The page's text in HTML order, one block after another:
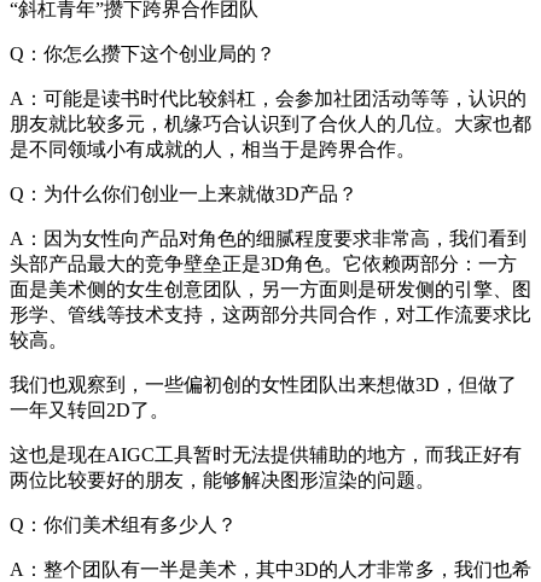
“斜杠青年”攒下跨界合作团队
Q：你怎么攒下这个创业局的？
A：可能是读书时代比较斜杠，会参加社团活动等等，认识的
朋友就比较多元，机缘巧合认识到了合伙人的几位。大家也都
是不同领域小有成就的人，相当于是跨界合作。
Q：为什么你们创业一上来就做3D产品？
A：因为女性向产品对角色的细腻程度要求非常高，我们看到
头部产品最大的竞争壁垒正是3D角色。它依赖两部分：一方
面是美术侧的女生创意团队，另一方面则是研发侧的引擎、图
形学、管线等技术支持，这两部分共同合作，对工作流要求比
较高。
我们也观察到，一些偏初创的女性团队出来想做3D，但做了
一年又转回2D了。
这也是现在AIGC工具暂时无法提供辅助的地方，而我正好有
两位比较要好的朋友，能够解决图形渲染的问题。
Q：你们美术组有多少人？
A：整个团队有一半是美术，其中3D的人才非常多，我们也希